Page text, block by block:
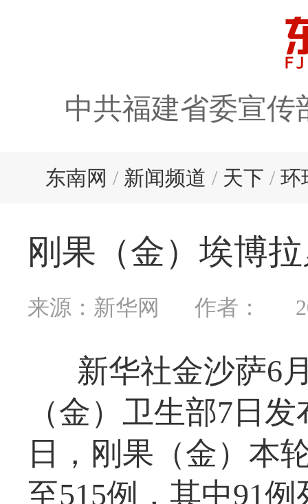
中共福建省委宣传
东南网 / 新闻频道 / 天下 / 环
刚果（金）埃博
来源：新华网 作者：
新华社金沙萨6
（金）卫生部7日
日，刚果（金）本
至515例，其中91